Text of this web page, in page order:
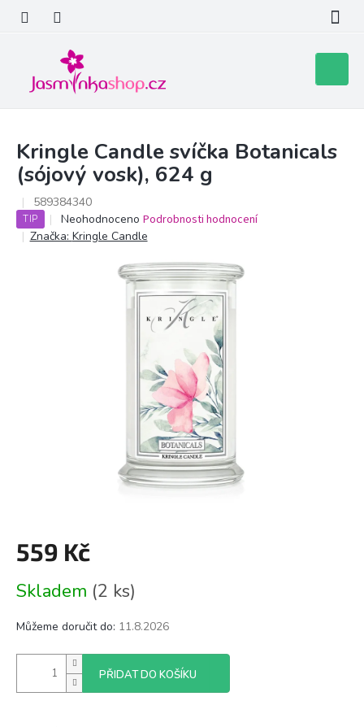
obsah
košík
Kringle Candle svíčka Botanicals
(sójový vosk), 624 g
589384340
TIP
Průměrné
hodnocení
Neohodnoceno Podrobnosti hodnocení
Značka: Kringle Candle
559 Kč
cena:
Skladem (2 ks)
Můžeme doručit do: 11.8.2026
PŘIDAT DO KOŠÍKU